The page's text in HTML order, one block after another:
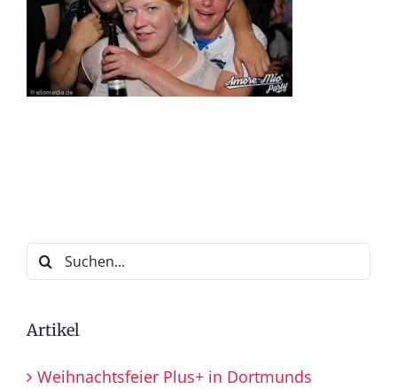
Suche
nach:
Artikel
Weihnachtsfeier Plus+ in Dortmunds